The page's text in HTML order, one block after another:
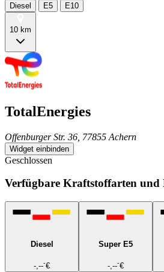
Diesel E5 E10
10 km
TotalEnergies
Offenburger Str. 36, 77855 Achern
Widget einbinden
Geschlossen
Verfügbare Kraftstoffarten und
Diesel
-,---€
Super E5
-,---€